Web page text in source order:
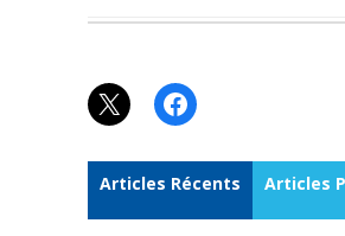
X Facebook
Articles Récents Articles